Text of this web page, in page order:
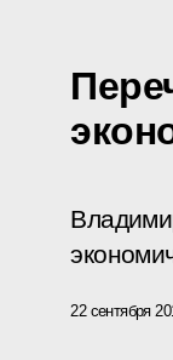
22 сентября